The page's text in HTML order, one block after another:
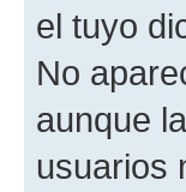
el tuyo
No
aunque
usuarios